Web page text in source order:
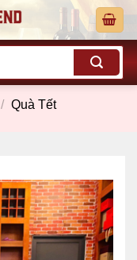
/ Quà Tết